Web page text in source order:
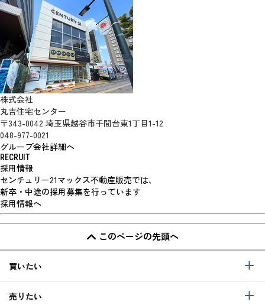
株式会社
丸吉住宅センター
〒343-0042 埼玉県越谷市千間台東1丁目1-12
048-977-0021
グループ会社詳細へ
RECRUIT
採用情報
センチュリー21マックス不動産販売では、
新卒・中途の採用募集を行っています
採用情報へ
このページの先頭へ
買いたい
売りたい